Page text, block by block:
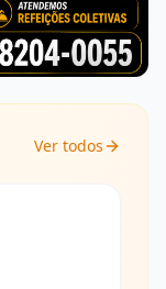
Ver todos